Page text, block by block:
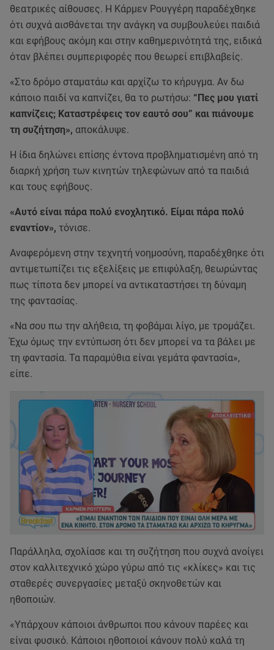
θεατρικές αίθουσες. Η Κάρμεν Ρουγγέρη παραδέχθηκε
ότι συχνά αισθάνεται την ανάγκη να συμβουλεύει παιδιά
και εφήβους ακόμη και στην καθημερινότητά της, ειδικά
όταν βλέπει συμπεριφορές που θεωρεί επιβλαβείς.
«Στο δρόμο σταματάω και αρχίζω το κήρυγμα. Αν δω
κάποιο παιδί να καπνίζει, θα το ρωτήσω: “Πες μου γιατί
καπνίζεις; Καταστρέφεις τον εαυτό σου” και πιάνουμε
τη συζήτηση», αποκάλυψε.
Η ίδια δηλώνει επίσης έντονα προβληματισμένη από τη
διαρκή χρήση των κινητών τηλεφώνων από τα παιδιά
και τους εφήβους.
«Αυτό είναι πάρα πολύ ενοχλητικό. Είμαι πάρα πολύ
εναντίον», τόνισε.
Αναφερόμενη στην τεχνητή νοημοσύνη, παραδέχθηκε ότι
αντιμετωπίζει τις εξελίξεις με επιφύλαξη, θεωρώντας
πως τίποτα δεν μπορεί να αντικαταστήσει τη δύναμη
της φαντασίας.
«Να σου πω την αλήθεια, τη φοβάμαι λίγο, με τρομάζει.
Έχω όμως την εντύπωση ότι δεν μπορεί να τα βάλει με
τη φαντασία. Τα παραμύθια είναι γεμάτα φαντασία»,
είπε.
Παράλληλα, σχολίασε και τη συζήτηση που συχνά ανοίγει
στον καλλιτεχνικό χώρο γύρω από τις «κλίκες» και τις
σταθερές συνεργασίες μεταξύ σκηνοθετών και
ηθοποιών.
«Υπάρχουν κάποιοι άνθρωποι που κάνουν παρέες και
είναι φυσικό. Κάποιοι ηθοποιοί κάνουν πολύ καλά τη